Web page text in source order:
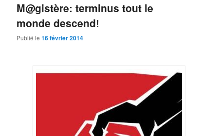
M@gistère: terminus tout le
monde descend!
Publié le16 février 2014